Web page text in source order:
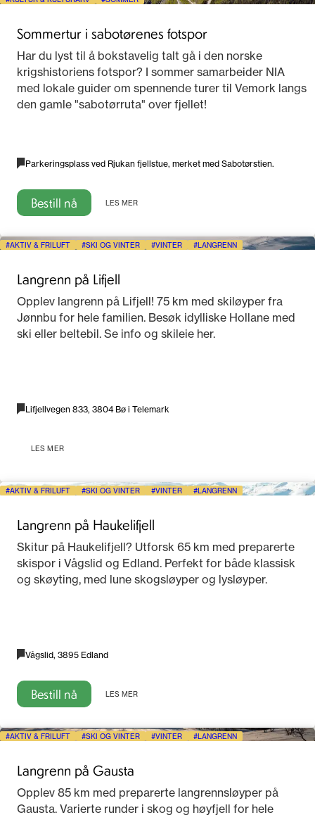
Sommertur i sabotørenes fotspor
Har du lyst til å bokstavelig talt gå i den norske
krigshistoriens fotspor? I sommer samarbeider NIA
med lokale guider om spennende turer til Vemork langs
den gamle "sabotørruta" over fjellet!
Parkeringsplass ved Rjukan fjellstue, merket med Sabotørstien.
Bestill nå LES MER
AKTIV & FRILUFT SKI OG VINTER VINTER LANGRENN
Langrenn på Lifjell
Opplev langrenn på Lifjell! 75 km med skiløyper fra
Jønnbu for hele familien. Besøk idylliske Hollane med
ski eller beltebil. Se info og skileie her.
Lifjellvegen 833, 3804 Bø i Telemark
LES MER
AKTIV & FRILUFT SKI OG VINTER VINTER LANGRENN
Langrenn på Haukelifjell
Skitur på Haukelifjell? Utforsk 65 km med preparerte
skispor i Vågslid og Edland. Perfekt for både klassisk
og skøyting, med lune skogsløyper og lysløyper.
Vågslid, 3895 Edland
Bestill nå LES MER
AKTIV & FRILUFT SKI OG VINTER VINTER LANGRENN
Langrenn på Gausta
Opplev 85 km med preparerte langrennsløyper på
Gausta. Varierte runder i skog og høyfjell for hele